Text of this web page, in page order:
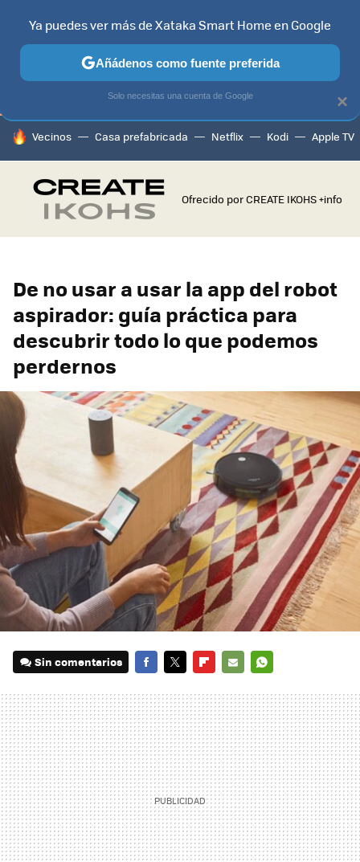
TELEVISORES CONTENIDOS SMART TV SELECCIÓN
HOY SE HABLA DE
Vecinos Casa prefabricada Netflix Kodi Apple TV
Ofrecido por CREATE IKOHS+info
De no usar a usar la app del robot
aspirador: guía práctica para
descubrir todo lo que podemos
perdernos
Sin comentarios
MAIL
×
Ya puedes ver más de Xataka Smart Home en Google
Añádenos como fuente preferida
Solo necesitas una cuenta de Google